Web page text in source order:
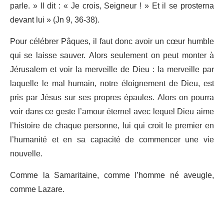
parle. » Il dit : « Je crois, Seigneur ! » Et il se prosterna
devant lui » (Jn 9, 36-38).
Pour célébrer Pâques, il faut donc avoir un cœur humble
qui se laisse sauver. Alors seulement on peut monter à
Jérusalem et voir la merveille de Dieu : la merveille par
laquelle le mal humain, notre éloignement de Dieu, est
pris par Jésus sur ses propres épaules. Alors on pourra
voir dans ce geste l’amour éternel avec lequel Dieu aime
l’histoire de chaque personne, lui qui croit le premier en
l’humanité et en sa capacité de commencer une vie
nouvelle.
Comme la Samaritaine, comme l’homme né aveugle,
comme Lazare.